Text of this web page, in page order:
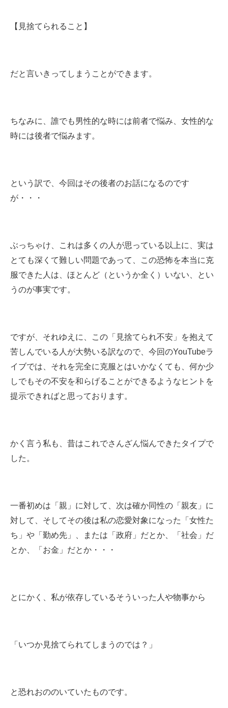
【見捨てられること】
だと言いきってしまうことができます。
ちなみに、誰でも男性的な時には前者で悩み、女性的な
時には後者で悩みます。
という訳で、今回はその後者のお話になるのです
が・・・
ぶっちゃけ、これは多くの人が思っている以上に、実は
とても深くて難しい問題であって、この恐怖を本当に克
服できた人は、ほとんど（というか全く）いない、とい
うのが事実です。
ですが、それゆえに、この「見捨てられ不安」を抱えて
苦しんでいる人が大勢いる訳なので、今回のYouTubeラ
イブでは、それを完全に克服とはいかなくても、何か少
しでもその不安を和らげることができるようなヒントを
提示できればと思っております。
かく言う私も、昔はこれでさんざん悩んできたタイプで
した。
一番初めは「親」に対して、次は確か同性の「親友」に
対して、そしてその後は私の恋愛対象になった「女性た
ち」や「勤め先」、または「政府」だとか、「社会」だ
とか、「お金」だとか・・・
とにかく、私が依存しているそういった人や物事から
「いつか見捨てられてしまうのでは？」
と恐れおののいていたものです。